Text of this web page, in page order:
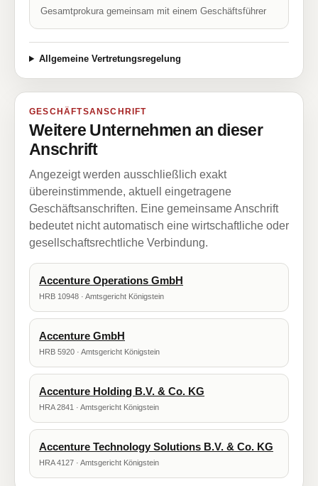
Gesamtprokura gemeinsam mit einem Geschäftsführer
Allgemeine Vertretungsregelung
GESCHÄFTSANSCHRIFT
Weitere Unternehmen an dieser
Anschrift
Angezeigt werden ausschließlich exakt
übereinstimmende, aktuell eingetragene
Geschäftsanschriften. Eine gemeinsame Anschrift
bedeutet nicht automatisch eine wirtschaftliche oder
gesellschaftsrechtliche Verbindung.
Accenture Operations GmbH
HRB 10948 · Amtsgericht Königstein
Accenture GmbH
HRB 5920 · Amtsgericht Königstein
Accenture Holding B.V. & Co. KG
HRA 2841 · Amtsgericht Königstein
Accenture Technology Solutions B.V. & Co. KG
HRA 4127 · Amtsgericht Königstein